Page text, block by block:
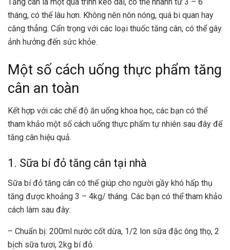
tháng, có thể lâu hơn. Không nên nôn nóng, quá bi quan hay
căng thẳng. Cẩn trọng với các loại thuốc tăng cân, có thể gây
ảnh hưởng đến sức khỏe.
Một số cách uống thực phẩm tăng
cân an toàn
Kết hợp với các chế độ ăn uống khoa học, các bạn có thể
tham khảo một số cách uống thực phẩm tự nhiên sau đây để
tăng cân hiệu quả.
1. Sữa bí đỏ tăng cân tại nhà
Sữa bí đỏ tăng cân có thể giúp cho người gầy khó hấp thụ
tăng được khoảng 3 – 4kg/ tháng. Các bạn có thể tham khảo
cách làm sau đây:
– Chuẩn bị: 200ml nước cốt dừa, 1/2 lon sữa đặc ông thọ, 2
bịch sữa tươi, 2kg bí đỏ.